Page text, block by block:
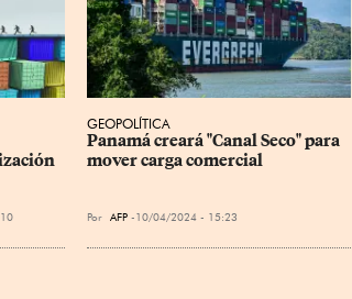
GEOPOLÍTICA
Panamá creará "Canal Seco" para
mover carga comercial
Por AFP 10/04/2024 - 15:23